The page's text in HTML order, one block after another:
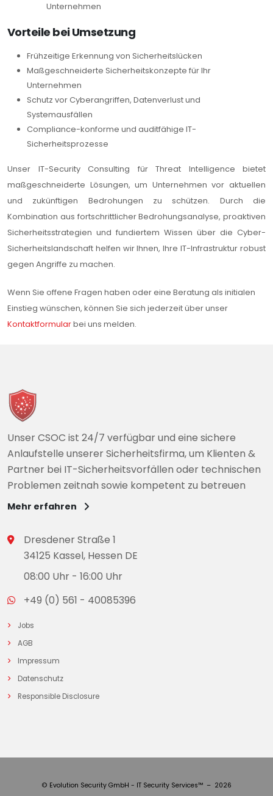
Unternehmen
Vorteile bei Umsetzung
Frühzeitige Erkennung von Sicherheitslücken
Maßgeschneiderte Sicherheitskonzepte für Ihr
Unternehmen
Schutz vor Cyberangriffen, Datenverlust und
Systemausfällen
Compliance-konforme und auditfähige IT-
Sicherheitsprozesse
Unser IT-Security Consulting für Threat Intelligence bietet
maßgeschneiderte Lösungen, um Unternehmen vor aktuellen
und zukünftigen Bedrohungen zu schützen. Durch die
Kombination aus fortschrittlicher Bedrohungsanalyse, proaktiven
Sicherheitsstrategien und fundiertem Wissen über die Cyber-
Sicherheitslandschaft helfen wir Ihnen, Ihre IT-Infrastruktur robust
gegen Angriffe zu machen.
Wenn Sie offene Fragen haben oder eine Beratung als initialen
Einstieg wünschen, können Sie sich jederzeit über unser
Kontaktformularbei uns melden.
Unser CSOC ist 24/7 verfügbar und eine sichere
Anlaufstelle unserer Sicherheitsfirma, um Klienten &
Partner bei IT-Sicherheitsvorfällen oder technischen
Problemen zeitnah sowie kompetent zu betreuen
Mehr erfahren
Dresdener Straße 1
34125 Kassel, Hessen DE
08:00 Uhr - 16:00 Uhr
+49 (0) 561 - 40085396
Jobs
AGB
Impressum
Datenschutz
Responsible Disclosure
© Evolution Security GmbH - IT Security Services™ – 2026